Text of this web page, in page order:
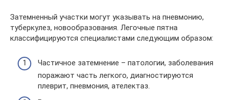
Затемненный участки могут указывать на пневмонию,
туберкулез, новообразования. Легочные пятна
классифицируются специалистами следующим образом:
Частичное затемнение – патологии, заболевания
поражают часть легкого, диагностируются
плеврит, пневмония, ателектаз.